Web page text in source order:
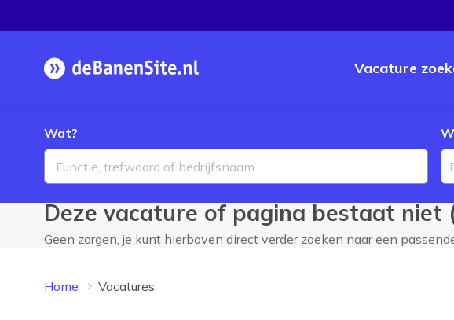
Homepage Vacature
Wat?
Deze vacature of pagina bestaat niet
Geen zorgen, je kunt hierboven direct verder zoeken naar een
Home Vacatures